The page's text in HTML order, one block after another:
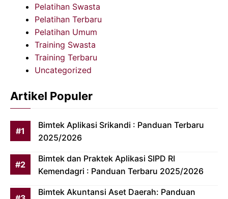
Pelatihan Swasta
Pelatihan Terbaru
Pelatihan Umum
Training Swasta
Training Terbaru
Uncategorized
Artikel Populer
Bimtek Aplikasi Srikandi : Panduan Terbaru
2025/2026
Bimtek dan Praktek Aplikasi SIPD RI
Kemendagri : Panduan Terbaru 2025/2026
Bimtek Akuntansi Aset Daerah: Panduan